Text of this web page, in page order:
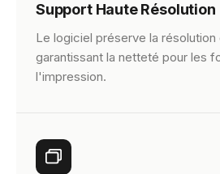
Support Haute Résolution
Le logiciel préserve la résolution
garantissant la netteté pour les
l'impression.